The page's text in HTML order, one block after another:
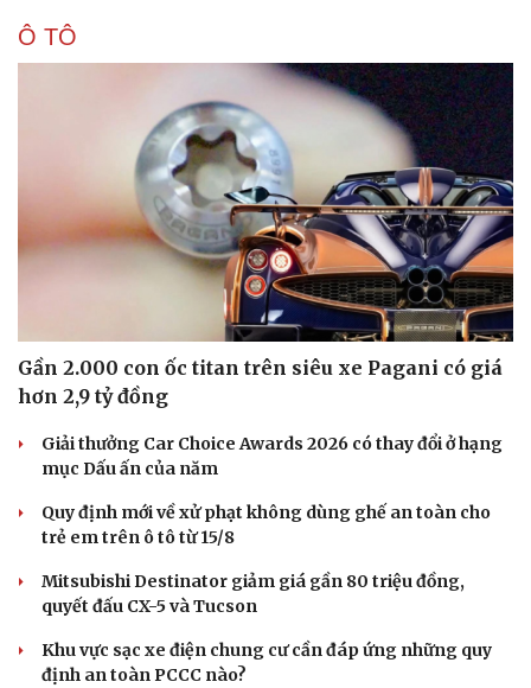
Cải chính
Ô TÔ
Gần 2.000 con ốc titan trên siêu xe Pagani có giá
hơn 2,9 tỷ đồng
Giải thưởng Car Choice Awards 2026 có thay đổi ở hạng
mục Dấu ấn của năm
Quy định mới về xử phạt không dùng ghế an toàn cho
trẻ em trên ô tô từ 15/8
Mitsubishi Destinator giảm giá gần 80 triệu đồng,
quyết đấu CX-5 và Tucson
Khu vực sạc xe điện chung cư cần đáp ứng những quy
định an toàn PCCC nào?